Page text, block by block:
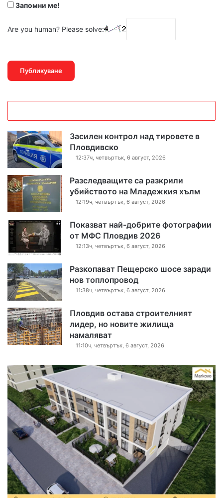
Запомни ме!
Are you human? Please solve:
Засилен контрол над тировете в
Пловдивско
12:37ч, четвъртък, 6 август, 2026
Разследващите са разкрили
убийството на Младежкия хълм
12:19ч, четвъртък, 6 август, 2026
Показват най-добрите фотографии
от МФС Пловдив 2026
12:13ч, четвъртък, 6 август, 2026
Разкопават Пещерско шосе заради
нов топлопровод
11:38ч, четвъртък, 6 август, 2026
Пловдив остава строителният
лидер, но новите жилища
намаляват
11:10ч, четвъртък, 6 август, 2026